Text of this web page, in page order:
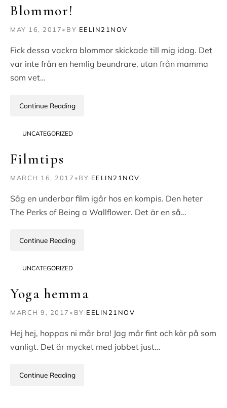
Blommor!
MAY 16, 2017• BY EELIN21NOV
Fick dessa vackra blommor skickade till mig idag. Det
var inte från en hemlig beundrare, utan från mamma
som vet…
Continue Reading
UNCATEGORIZED
Filmtips
MARCH 16, 2017 •BY EELIN21NOV
Såg en underbar film igår hos en kompis. Den heter
The Perks of Being a Wallflower. Det är en så…
Continue Reading
UNCATEGORIZED
Yoga hemma
MARCH 9, 2017 • BY EELIN21NOV
Hej hej, hoppas ni mår bra! Jag mår fint och kör på som
vanligt. Det är mycket med jobbet just…
Continue Reading